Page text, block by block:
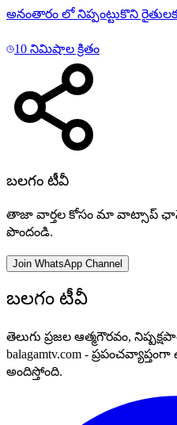
అనంతారం లో నిప్పంట్టుకొని
10 నిమిషాల క్రితం
బలగం టీవీ
తాజా వార్తల కోసం మా వాట్సాప్
పొందండి.
Join WhatsApp Channel
బలగం టీవీ
తెలుగు ప్రజల ఆత్మగౌరవం,
balagamtv.com -
అందిస్తోంది.